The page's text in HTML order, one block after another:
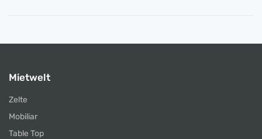
Mietwelt
Zelte
Mobiliar
Table Top